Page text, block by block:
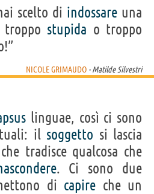
scelto di indossare una
troppo stupida o troppo
NICOLE GRIMAUDO - Matilde Silvestri
linguae, così ci sono
il soggetto si lascia
tradisce qualcosa che
. Ci sono due
di capire che un